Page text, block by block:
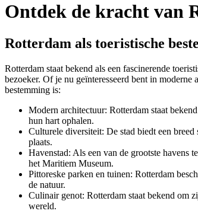
Ontdek de kracht van
Rotterdam als toeristische
Rotterdam staat bekend als een fascinerende
bezoeker. Of je nu geïnteresseerd bent in
bestemming is:
Modern architectuur: Rotterdam staat
hun hart ophalen.
Culturele diversiteit: De stad biedt een
plaats.
Havenstad: Als een van de grootste havens
het Maritiem Museum.
Pittoreske parken en tuinen: Rotterdam
de natuur.
Culinair genot: Rotterdam staat bekend om
wereld.